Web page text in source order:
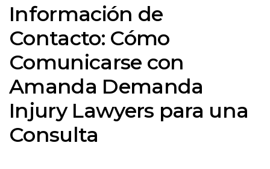
Información de
Contacto: Cómo
Comunicarse con
Amanda Demanda
Injury Lawyers para una
Consulta